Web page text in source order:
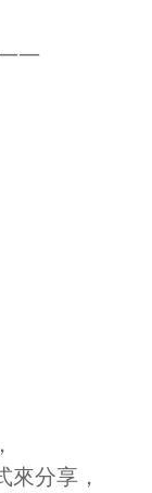
——
分享，